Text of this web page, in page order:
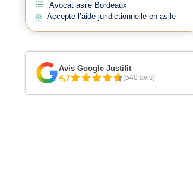
Avocat asile Bordeaux
Accepte l’aide juridictionnelle en asile
Avis Google Justifit
4,7 (540 avis)